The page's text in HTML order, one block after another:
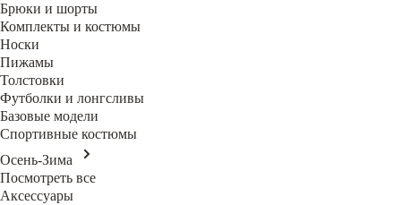
Брюки и шорты
Комплекты и костюмы
Носки
Пижамы
Толстовки
Футболки и лонгсливы
Базовые модели
Спортивные костюмы
Осень-Зима
Посмотреть все
Аксессуары